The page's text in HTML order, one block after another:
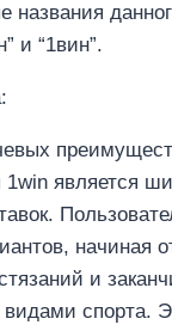
названия
и “1вин”.
1win является
начиная
и
видами спорта.